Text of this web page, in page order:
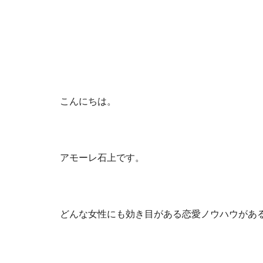
こんにちは。
アモーレ石上です。
どんな女性にも効き目がある恋愛ノウハウがあ